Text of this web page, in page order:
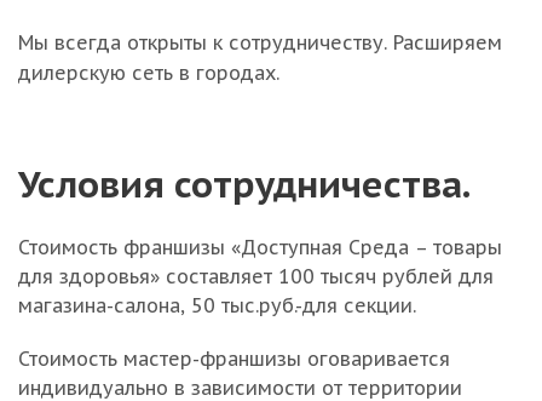
Мы всегда открыты к сотрудничеству. Расширяем
дилерскую сеть в городах.
Условия сотрудничества.
Стоимость франшизы «Доступная Среда – товары
для здоровья» составляет 100 тысяч рублей для
магазина-салона, 50 тыс.руб.-для секции.
Стоимость мастер-франшизы оговаривается
индивидуально в зависимости от территории